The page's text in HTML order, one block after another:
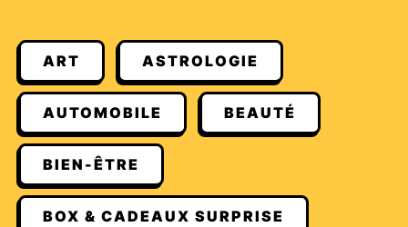
ART ASTROLOGIE
AUTOMOBILE BEAUTÉ
BIEN-ÊTRE
BOX & CADEAUX SURPRISE